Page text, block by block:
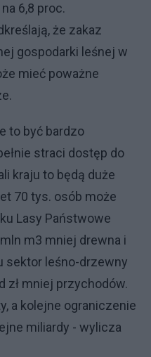
6,8 proc.
że zakaz
gospodarki leśnej w
mieć poważne
to być bardzo
straci dostęp do
kraju to będą duże
70 tys. osób może
Lasy Państwowe
m3 mniej drewna i
sektor leśno-drzewny
zł mniej przychodów.
a kolejne ograniczenie
miliardy - wylicza